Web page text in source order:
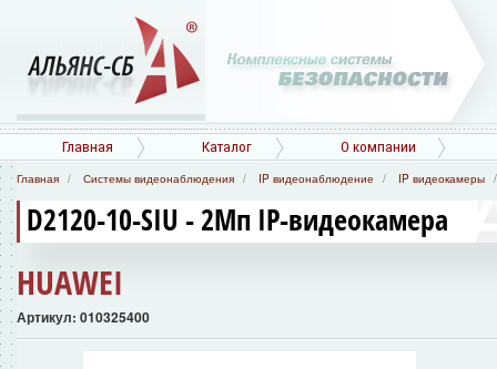
Главная Каталог О компании
Главная Системы видеонаблюдения IP видеонаблюдение IP видеокамеры
D2120-10-SIU - 2Мп IP-видеокамера
HUAWEI
Артикул: 010325400